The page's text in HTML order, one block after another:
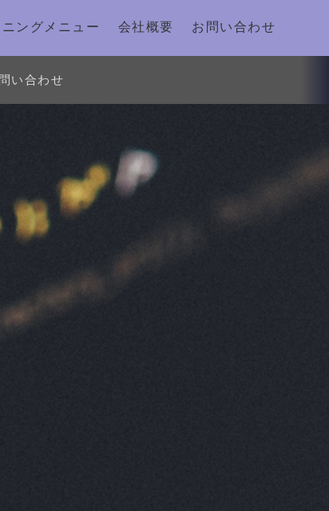
ングメニュー 会社概要 お問い合わせ
い合わせ